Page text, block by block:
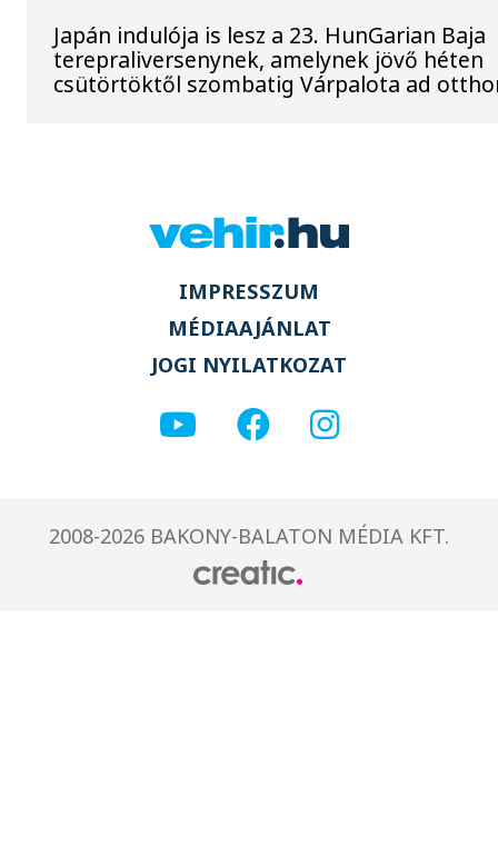
Japán indulója is lesz a 23. HunGarian Baja
terepraliversenynek, amelynek jövő héten
csütörtöktől szombatig Várpalota ad
IMPRESSZUM
MÉDIAAJÁNLAT
JOGI NYILATKOZAT
2008-2026 BAKONY-BALATON MÉDIA KFT.